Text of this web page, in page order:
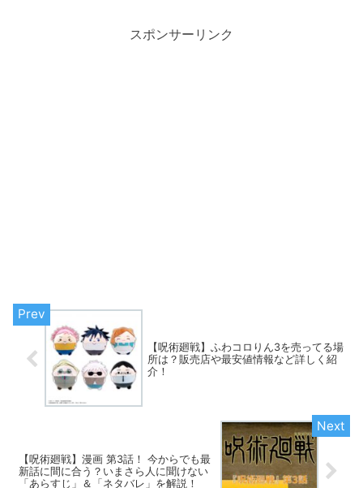
スポンサーリンク
【呪術廻戦】ふわコロりん3を売ってる場
所は？販売店や最安値情報など詳しく紹
介！
【呪術廻戦】漫画 第3話！ 今からでも最
新話に間に合う？いまさら人に聞けない
「あらすじ」＆「ネタバレ」を解説！